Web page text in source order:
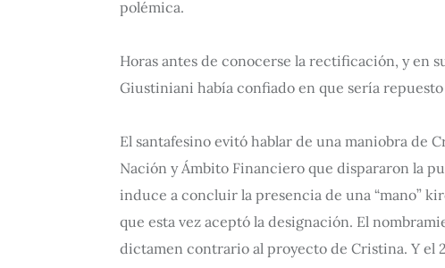
polémica.
Horas antes de conocerse la rectificación, y en
Giustiniani había confiado en que sería repuesto
El santafesino evitó hablar de una maniobra de
Nación y Ámbito Financiero que dispararon la
induce a concluir la presencia de una “mano”
que esta vez aceptó la designación. El
dictamen contrario al proyecto de Cristina. Y el